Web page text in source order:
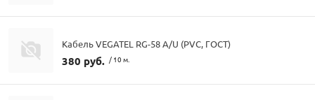
Кабель VEGATEL RG-58 A/U (PVC, ГОСТ)
380 руб. / 10 м.